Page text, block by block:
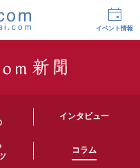
イベント情報
インタビュー
コラム